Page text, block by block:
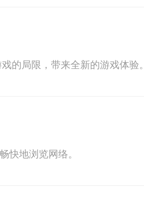
的局限，带来全新的游戏体验。
快地浏览网络。